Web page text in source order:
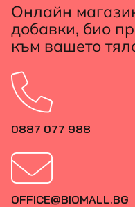
Онлайн
добавки, био
към вашето
0887 077 988
OFFICE@BIOMALL.BG